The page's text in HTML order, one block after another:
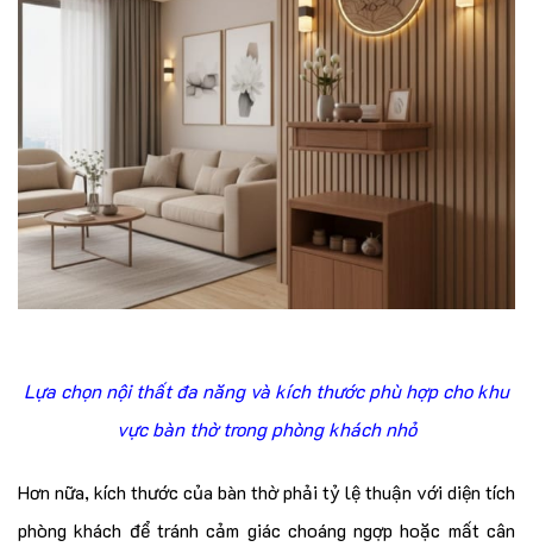
Lựa chọn nội thất đa năng và kích thước phù hợp cho khu
vực bàn thờ trong phòng khách nhỏ
Hơn nữa, kích thước của bàn thờ phải tỷ lệ thuận với diện tích
phòng khách để tránh cảm giác choáng ngợp hoặc mất cân